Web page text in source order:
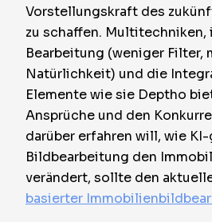
Vorstellungskraft des
zu schaffen. Multitechniken,
Bearbeitung (weniger Filter,
Natürlichkeit) und die
Elemente wie sie Deptho
Ansprüche und den
darüber erfahren will, wie
Bildbearbeitung den
verändert, sollte den
basierter